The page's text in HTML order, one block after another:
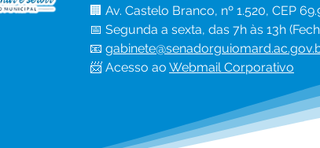
🏢 Av. Castelo Branco, nº 1.520, CEP
📅 Segunda a sexta, das 7h às 13h
📧
📨 Acesso ao Webmail Corporativo